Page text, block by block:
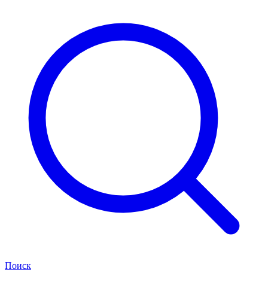
Поиск